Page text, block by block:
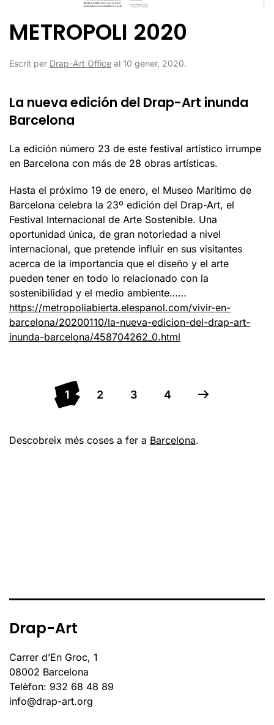
METROPOLI 2020
Escrit per Drap-Art Office al 10 gener, 2020.
La nueva edición del Drap-Art inunda
Barcelona
La edición número 23 de este festival artístico irrumpe
en Barcelona con más de 28 obras artísticas.
Hasta el próximo 19 de enero, el Museo Marítimo de
Barcelona celebra la 23º edición del Drap-Art, el
Festival Internacional de Arte Sostenible. Una
oportunidad única, de gran notoriedad a nivel
internacional, que pretende influir en sus visitantes
acerca de la importancia que el diseño y el arte
pueden tener en todo lo relacionado con la
sostenibilidad y el medio ambiente……
https://metropoliabierta.elespanol.com/vivir-en-
barcelona/20200110/la-nueva-edicion-del-drap-art-
inunda-barcelona/458704262_0.html
1 2 3 4
Descobreix més coses a fer a Barcelona.
Drap-Art
Carrer d’En Groc, 1
08002 Barcelona
Telèfon: 932 68 48 89
info@drap-art.org